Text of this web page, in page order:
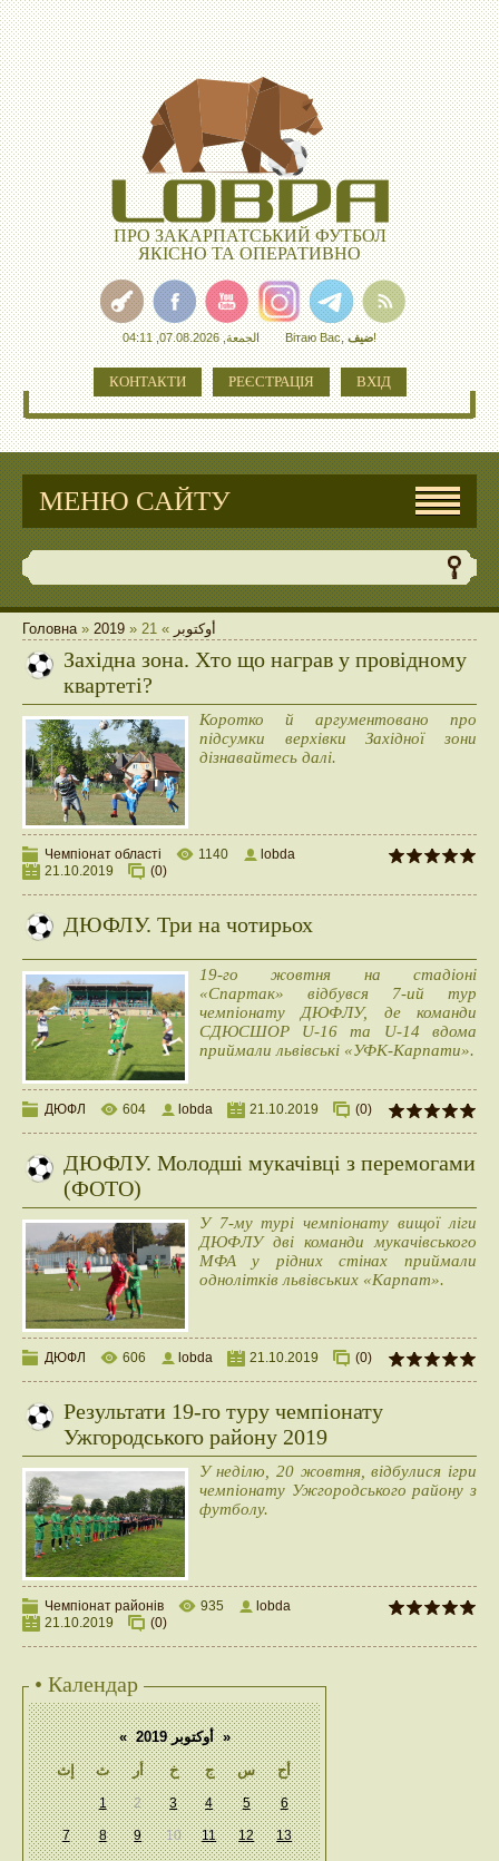
ПРО ЗАКАРПАТСЬКИЙ ФУТБОЛ
ЯКІСНО ТА ОПЕРАТИВНО
الجمعة, 07.08.2026, 04:11 Вітаю Вас,ضيف!
КОНТАКТИ РЕЄСТРАЦІЯ ВХІД
МЕНЮ САЙТУ
Головна» 2019 » أوكتوبر »
21
Західна зона. Хто що награв у провідному
квартеті?
Коротко й аргументовано про
підсумки верхівки Західної зони
дізнавайтесь далі.
Чемпіонат області 1140
lobda
21.10.2019
(0)
ДЮФЛУ. Три на чотирьох
19-го жовтня на стадіоні
«Спартак» відбувся 7-ий тур
чемпіонату ДЮФЛУ, де команди
СДЮСШОР U-16 та U-14 вдома
приймали львівські «УФК-Карпати».
ДЮФЛ 604 lobda 21.10.2019 (0)
ДЮФЛУ. Молодші мукачівці з перемогами
(ФОТО)
У 7-му турі чемпіонату вищої ліги
ДЮФЛУ дві команди мукачівського
МФА у рідних стінах приймали
однолітків львівських «Карпат».
ДЮФЛ 606 lobda 21.10.2019 (0)
Результати 19-го туру чемпіонату
Ужгородського району 2019
У неділю, 20 жовтня, відбулися ігри
чемпіонату Ужгородського району з
футболу.
Чемпіонат районів 935
lobda
21.10.2019
(0)
• Календар
« أوكتوبر 2019
»
إث
ث أر خ ج س أح
1 2 3 4 5 6
7 8 9 10 11 12 13